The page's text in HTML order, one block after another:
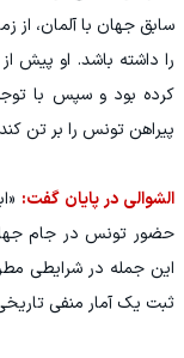
سابق جهان با آلمان، از
را داشته باشد. او پیش
کرده بود و سپس با
پیراهن تونس را بر تن
الشوالی در پایان گفت:
حضور تونس در جام
این جمله در شرایطی
ثبت یک آمار منفی